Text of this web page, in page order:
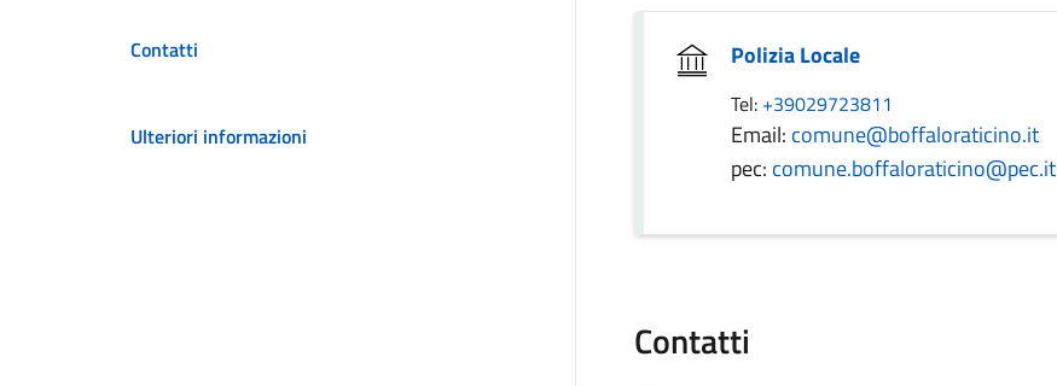
Contatti
Ulteriori informazioni
Polizia Locale
Tel: +39029723811
Email: comune@boffaloraticino.it
pec: comune.boffaloraticino@pec.it
Contatti